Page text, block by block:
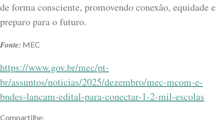
de forma consciente, promovendo conexão, equidade e
preparo para o futuro.
Fonte: MEC
https://www.gov.br/mec/pt-
br/assuntos/noticias/2025/dezembro/mec-mcom-e-
bndes-lancam-edital-para-conectar-1-2-mil-escolas
Compartilhe: